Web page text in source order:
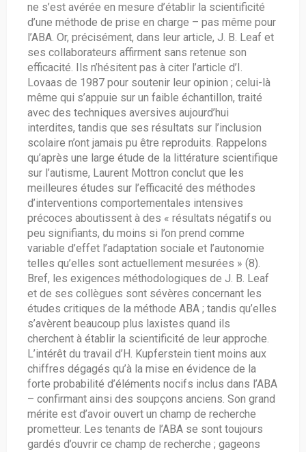
ne s’est avérée en mesure d’établir la scientificité
d’une méthode de prise en charge – pas même pour
l’ABA. Or, précisément, dans leur article, J. B. Leaf et
ses collaborateurs affirment sans retenue son
efficacité. Ils n’hésitent pas à citer l’article d’I.
Lovaas de 1987 pour soutenir leur opinion ; celui-là
même qui s’appuie sur un faible échantillon, traité
avec des techniques aversives aujourd’hui
interdites, tandis que ses résultats sur l’inclusion
scolaire n’ont jamais pu être reproduits. Rappelons
qu’après une large étude de la littérature scientifique
sur l’autisme, Laurent Mottron conclut que les
meilleures études sur l’efficacité des méthodes
d’interventions comportementales intensives
précoces aboutissent à des « résultats négatifs ou
peu signifiants, du moins si l’on prend comme
variable d’effet l’adaptation sociale et l’autonomie
telles qu’elles sont actuellement mesurées » (8).
Bref, les exigences méthodologiques de J. B. Leaf
et de ses collègues sont sévères concernant les
études critiques de la méthode ABA ; tandis qu’elles
s’avèrent beaucoup plus laxistes quand ils
cherchent à établir la scientificité de leur approche.
L’intérêt du travail d’H. Kupferstein tient moins aux
chiffres dégagés qu’à la mise en évidence de la
forte probabilité d’éléments nocifs inclus dans l’ABA
– confirmant ainsi des soupçons anciens. Son grand
mérite est d’avoir ouvert un champ de recherche
prometteur. Les tenants de l’ABA se sont toujours
gardés d’ouvrir ce champ de recherche ; gageons